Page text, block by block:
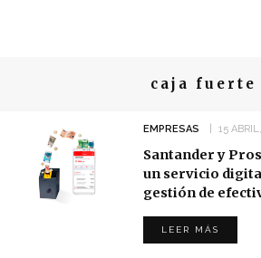
caja fuerte
EMPRESAS 15
Santander y
un servicio
gestión de
LEER MÁS